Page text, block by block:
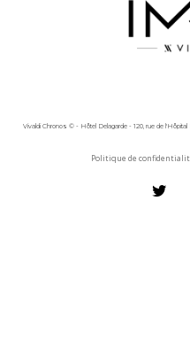
Vivaldi Chronos © - Hôtel Delagarde - 120, rue de
Politique de